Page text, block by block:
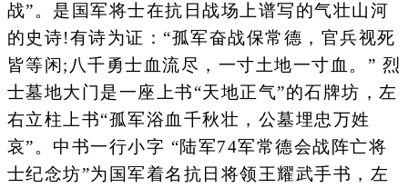
战”。是国军将士在抗日战场上谱写的气壮山河
的史诗!有诗为证：“孤军奋战保常德，官兵视死
皆等闲;八千勇士血流尽，一寸土地一寸血。” 烈
士墓地大门是一座上书“天地正气”的石牌坊，左
右立柱上书“孤军浴血千秋壮，公墓埋忠万姓
哀”。中书一行小字 “陆军74军常德会战阵亡将
士纪念坊”为国军着名抗日将领王耀武手书，左